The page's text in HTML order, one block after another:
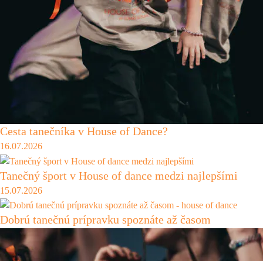
Cesta tanečníka v House of Dance?
16.07.2026
Tanečný šport v House of dance medzi najlepšími
15.07.2026
Dobrú tanečnú prípravku spoznáte až časom